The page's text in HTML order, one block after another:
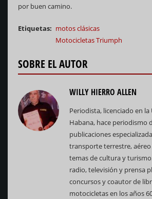
por buen camino.
Etiquetas
motos clásicas
Motocicletas Triumph
SOBRE EL AUTOR
WILLY HIERRO ALLEN
Periodista, licenciado en
Habana, hace periodismo
publicaciones
transporte terrestre,
temas de cultura y
radio, televisión y prensa
concursos y coautor de
motocicletas en los años